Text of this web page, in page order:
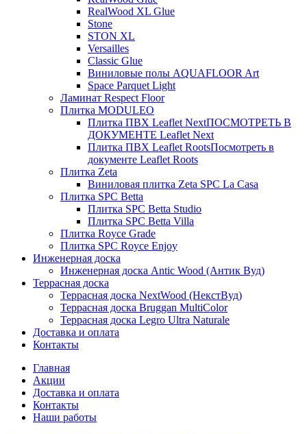
RealWood XL Glue
Stone
STON XL
Versailles
Classic Glue
Виниловые полы AQUAFLOOR Art
Space Parquet Light
Ламинат Respect Floor
Плитка MODULEO
Плитка ПВХ Leaflet NextПОСМОТРЕТЬ В
ДОКУМЕНТЕ Leaflet Next
Плитка ПВХ Leaflet RootsПосмотреть в
документе Leaflet Roots
Плитка Zeta
Виниловая плитка Zeta SPC La Casa
Плитка SPC Betta
Плитка SPC Betta Studio
Плитка SPC Betta Villa
Плитка Royce Grade
Плитка SPC Royce Enjoy
Инженерная доска
Инженерная доска Antic Wood (Антик Вуд)
Террасная доска
Террасная доска NextWood (НекстВуд)
Террасная доска Bruggan MultiColor
Террасная доска Legro Ultra Naturale
Доставка и оплата
Контакты
Главная
Акции
Доставка и оплата
Контакты
Наши работы